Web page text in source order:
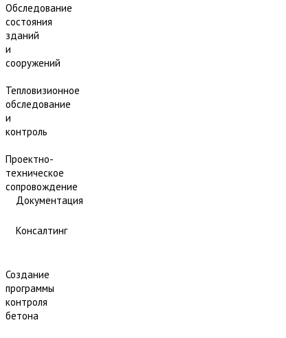
Обследование
состояния
зданий
и
сооружений
Тепловизионное
обследование
и
контроль
Проектно-
техническое
сопровождение
Документация
Консалтинг
Создание
программы
контроля
бетона